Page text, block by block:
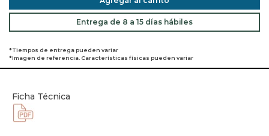
Entrega de 8 a 15 días hábiles
*Tiempos de entrega pueden variar
*Imagen de referencia. Características físicas pueden variar
Ficha Técnica